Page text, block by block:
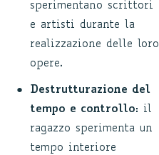
sperimentano scrittori
e artisti durante la
realizzazione delle loro
opere.
Destrutturazione del
tempo e controllo: il
ragazzo sperimenta un
tempo interiore